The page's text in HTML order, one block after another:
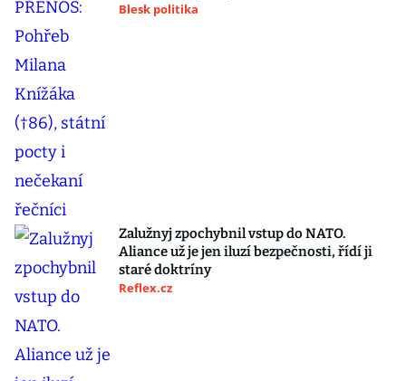
Blesk politika
Zalužnyj zpochybnil vstup do NATO.
Aliance už je jen iluzí bezpečnosti, řídí ji
staré doktríny
Reflex.cz